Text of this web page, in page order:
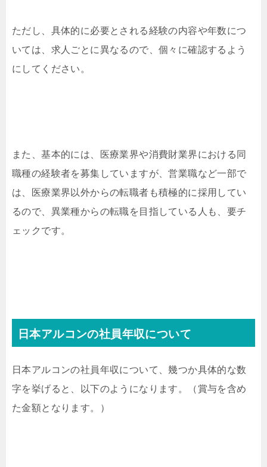
ただし、具体的に必要とされる経験の内容や年数につ
いては、求人ごとに異なるので、個々に確認するよう
にしてください。
また、基本的には、医療業界や消費財業界における同
職種の経験者を募集していますが、営業職など一部で
は、医療業界以外からの転職者も積極的に採用してい
るので、異業種からの転職を目指している人も、要チ
ェックです。
日本アルコンの社員年収について
日本アルコンの社員年収について、幾つか具体的な数
字を挙げると、以下のようになります。（賞与を含め
た金額となります。）